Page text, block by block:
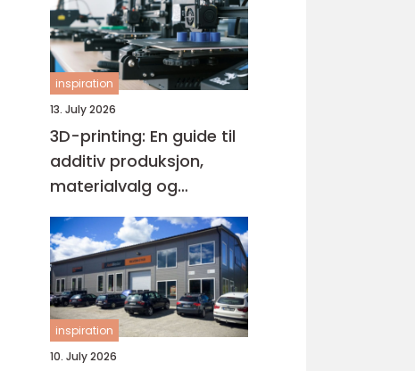
inspiration
13. July 2026
3D-printing: En guide til
additiv produksjon,
materialvalg og
moderne interiørdesign
inspiration
10. July 2026